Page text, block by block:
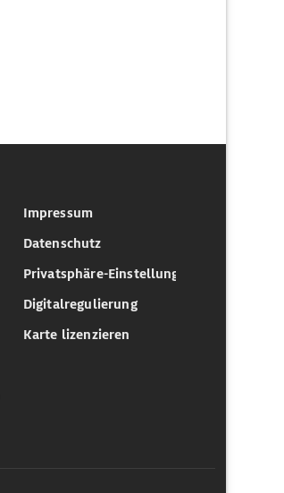
Impressum
Datenschutz
Privatsphäre-Einstellungen
Digitalregulierung
Karte lizenzieren